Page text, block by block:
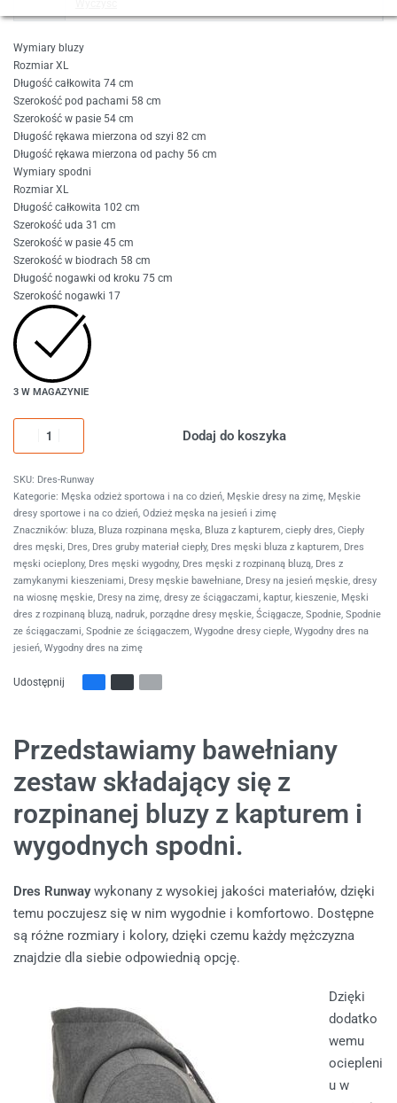
Wymiary bluzy
Rozmiar XL
Długość całkowita 74 cm
Szerokość pod pachami 58 cm
Szerokość w pasie 54 cm
Długość rękawa mierzona od szyi 82 cm
Długość rękawa mierzona od pachy 56 cm
Wymiary spodni
Rozmiar XL
Długość całkowita 102 cm
Szerokość uda 31 cm
Szerokość w pasie 45 cm
Szerokość w biodrach 58 cm
Długość nogawki od kroku 75 cm
Szerokość nogawki 17
3 W MAGAZYNIE
Dodaj do koszyka
Dres-Runway
Kategorie: Męska odzież sportowa i na co dzień, Męskie dresy na zimę, Męskie
dresy sportowe i na co dzień, Odzież męska na jesień i zimę
Znaczników: bluza, Bluza rozpinana męska, Bluza z kapturem, ciepły dres, Ciepły
dres męski, Dres, Dres gruby materiał ciepły, Dres męski bluza z kapturem, Dres
męski ocieplony, Dres męski wygodny, Dres męski z rozpinaną bluzą, Dres z
zamykanymi kieszeniami, Dresy męskie bawełniane, Dresy na jesień męskie, dresy
na wiosnę męskie, Dresy na zimę, dresy ze ściągaczami, kaptur, kieszenie, Męski
dres z rozpinaną bluzą, nadruk, porządne dresy męskie, Ściągacze, Spodnie, Spodnie
ze ściągaczami, Spodnie ze ściągaczem, Wygodne dresy ciepłe, Wygodny dres na
jesień, Wygodny dres na zimę
Udostępnij
Przedstawiamy bawełniany
zestaw składający się z
rozpinanej bluzy z kapturem i
wygodnych spodni.
Dres Runwaywykonany z wysokiej jakości materiałów, dzięki
temu poczujesz się w nim wygodnie i komfortowo. Dostępne
są różne rozmiary i kolory, dzięki czemu każdy mężczyzna
znajdzie dla siebie odpowiednią opcję.
Dzięki
dodatko
wemu
ociepleni
u w